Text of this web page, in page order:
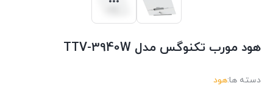
هود مورب تکنوگس مدل TTV-3940W
دسته ها:هود